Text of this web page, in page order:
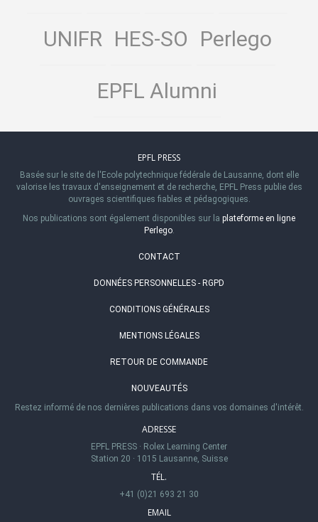
UNIFR HES-SO Perlego
EPFL Alumni
EPFL PRESS
Basée sur le site de l'Ecole polytechnique fédérale de Lausanne, dont elle
valorise les travaux d'enseignement et de recherche, EPFL Press publie des
ouvrages scientifiques fiables et pédagogiques.
Nos publications sont également disponibles sur la plateforme en ligne
Perlego.
CONTACT
DONNÉES PERSONNELLES - RGPD
CONDITIONS GÉNÉRALES
MENTIONS LÉGALES
RETOUR DE COMMANDE
NOUVEAUTÉS
Restez informé de nos dernières publications dans vos domaines d'intérêt.
ADRESSE
EPFL PRESS · Rolex Learning Center
Station 20 · 1015 Lausanne, Suisse
TÉL.
+41 (0)21 693 21 30
EMAIL